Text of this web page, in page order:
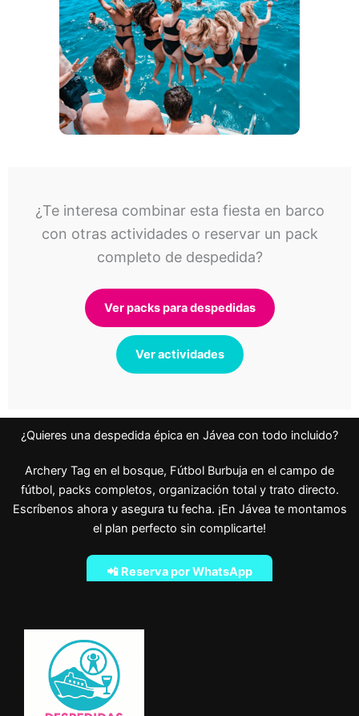
¿Te interesa combinar esta fiesta en barco
con otras actividades o reservar un pack
completo de despedida?
Ver packs para despedidas
Ver actividades
¿Quieres una despedida épica en Jávea con todo incluido?
Archery Tag en el bosque, Fútbol Burbuja en el campo de
fútbol, packs completos, organización total y trato directo.
Escríbenos ahora y asegura tu fecha. ¡En Jávea te montamos
el plan perfecto sin complicarte!
📲 Reserva por WhatsApp